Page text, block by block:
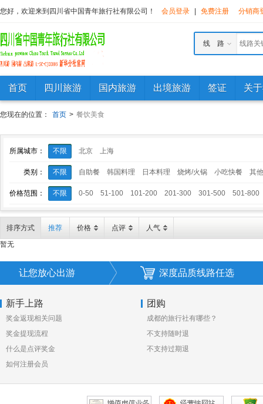
您好，欢迎来到四川省中国青年旅行社有限公司！ 会员登录 免费注册 分销商
线 路
首页 四川旅游 国内旅游 出境旅游 签证 关
您现在的位置： 首页 > 餐饮美食
所属城市： 不限 北京 上海
类别： 不限 自助餐 韩国料理 日本料理 烧烤/火锅 小吃快餐 其
价格范围： 不限 0-50 51-100 101-200 201-300 301-500 501-800
排序方式 推荐 价格 点评
人气
暂无
让您放心出游 深度品质线路任选
新手上路
奖金返现相关问题
奖金提现流程
什么是点评奖金
如何注册会员
团购
成都的旅行社有哪些？
不支持随时退
不支持过期退